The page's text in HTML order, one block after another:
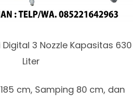
3 Nozzle Kapasitas 630
Liter
cm, Samping 80 cm, dan